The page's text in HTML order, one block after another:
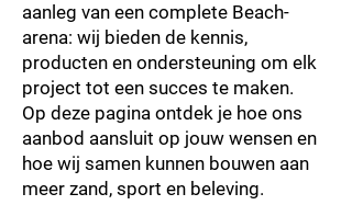
aanleg van een complete Beach-
arena: wij bieden de kennis,
producten en ondersteuning om elk
project tot een succes te maken.
Op deze pagina ontdek je hoe ons
aanbod aansluit op jouw wensen en
hoe wij samen kunnen bouwen aan
meer zand, sport en beleving.